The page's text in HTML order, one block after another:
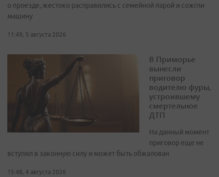
о проезде, жестоко расправились с семейной парой и сожгли
машину
11:49, 5 августа 2026
В Приморье
вынесли
приговор
водителю фуры,
устроившему
смертельное
ДТП
На данный момент
приговор еще не
вступил в законную силу и может быть обжалован
15:48, 4 августа 2026